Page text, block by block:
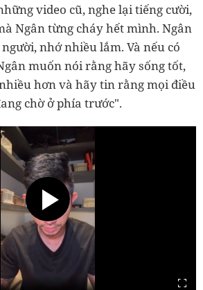
video cũ, nghe lại tiếng cười,
Ngân từng cháy hết mình. Ngân
nhớ nhiều lắm. Và nếu có
muốn nói rằng hãy sống tốt,
hơn và hãy tin rằng mọi điều
chờ ở phía trước".